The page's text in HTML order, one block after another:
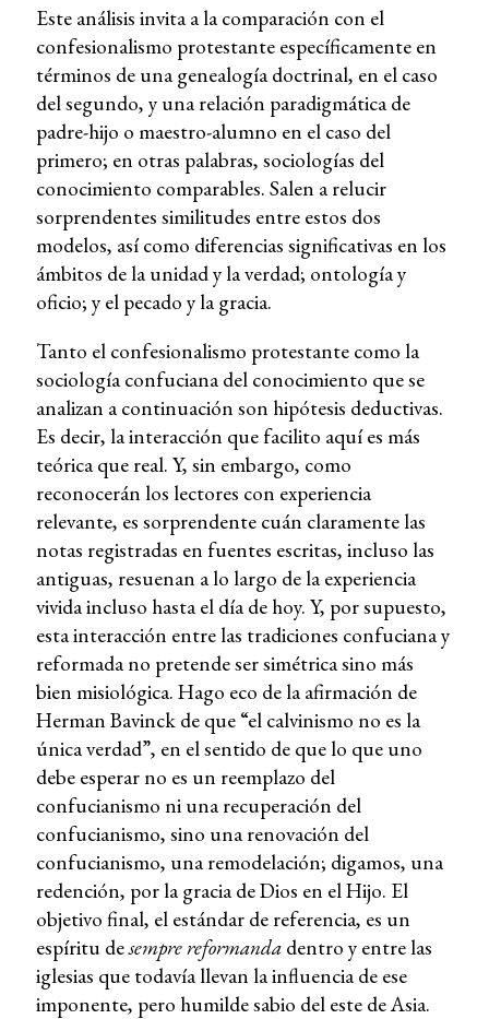
Este análisis invita a la comparación con el
confesionalismo protestante específicamente en
términos de una genealogía doctrinal, en el caso
del segundo, y una relación paradigmática de
padre-hijo o maestro-alumno en el caso del
primero; en otras palabras, sociologías del
conocimiento comparables. Salen a relucir
sorprendentes similitudes entre estos dos
modelos, así como diferencias significativas en los
ámbitos de la unidad y la verdad; ontología y
oficio; y el pecado y la gracia.
Tanto el confesionalismo protestante como la
sociología confuciana del conocimiento que se
analizan a continuación son hipótesis deductivas.
Es decir, la interacción que facilito aquí es más
teórica que real. Y, sin embargo, como
reconocerán los lectores con experiencia
relevante, es sorprendente cuán claramente las
notas registradas en fuentes escritas, incluso las
antiguas, resuenan a lo largo de la experiencia
vivida incluso hasta el día de hoy. Y, por supuesto,
esta interacción entre las tradiciones confuciana y
reformada no pretende ser simétrica sino más
bien misiológica. Hago eco de la afirmación de
Herman Bavinck de que “el calvinismo no es la
única verdad”, en el sentido de que lo que uno
debe esperar no es un reemplazo del
confucianismo ni una recuperación del
confucianismo, sino una renovación del
confucianismo, una remodelación; digamos, una
redención, por la gracia de Dios en el Hijo. El
objetivo final, el estándar de referencia, es un
espíritu desempre reformandadentro y entre las
iglesias que todavía llevan la influencia de ese
imponente, pero humilde sabio del este de Asia.